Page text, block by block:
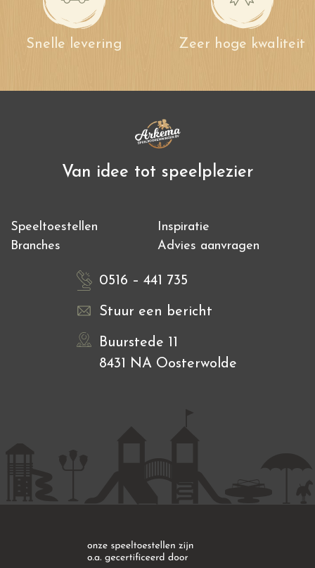
Snelle levering Zeer hoge kwaliteit
Van idee tot speelplezier
Speeltoestellen
Inspiratie
Branches
Advies aanvragen
0516 – 441 735
Stuur een bericht
Buurstede 11
8431 NA Oosterwolde